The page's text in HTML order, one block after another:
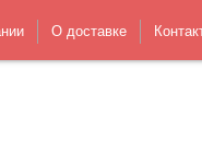
О доставке